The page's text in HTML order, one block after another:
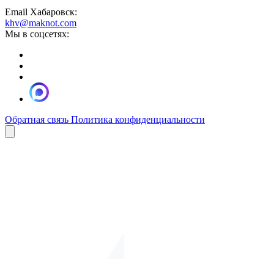
Email Хабаровск:
khv@maknot.com
Мы в соцсетях:
Обратная связь Политика конфиденциальности